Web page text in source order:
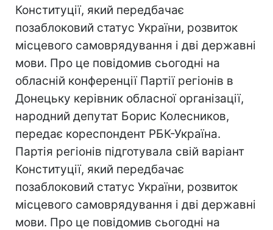
Конституції, який передбачає
позаблоковий статус України, розвиток
місцевого самоврядування і дві державні
мови. Про це повідомив сьогодні на
обласній конференції Партії регіонів в
Донецьку керівник обласної організації,
народний депутат Борис Колесников,
передає кореспондент РБК-Україна.
Партія регіонів підготувала свій варіант
Конституції, який передбачає
позаблоковий статус України, розвиток
місцевого самоврядування і дві державні
мови. Про це повідомив сьогодні на